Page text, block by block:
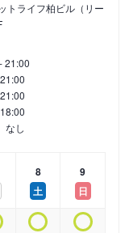
トライフ柏ビル（リー
21:00
なし
8
土
9
日